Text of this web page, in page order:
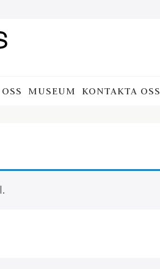
MUSEUM KONTAKTA OSS